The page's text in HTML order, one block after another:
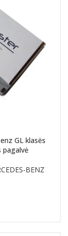
GL klasės
pagalvė
BENZ